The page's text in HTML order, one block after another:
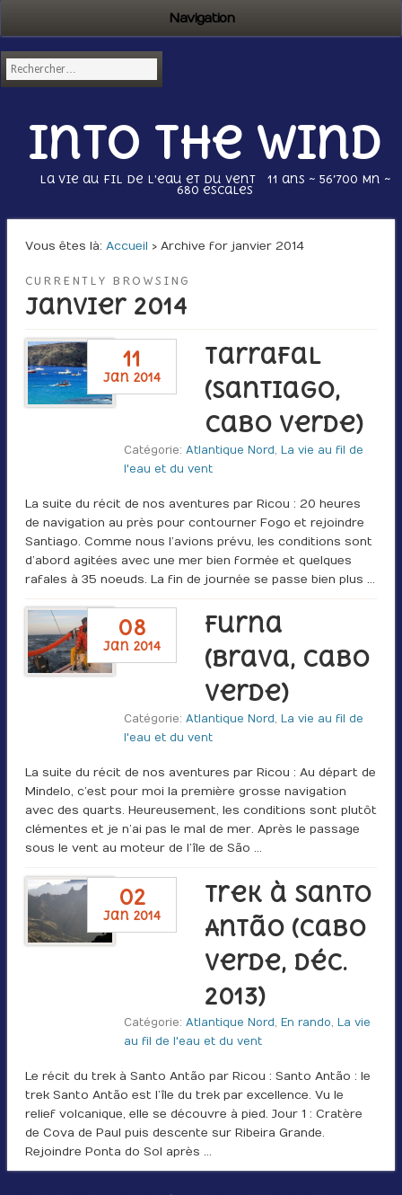
Navigation
Into the wind
La vie au fil de l'eau et du vent 11 ans ~ 56’700 Mn ~
680 escales
Vous êtes là : Accueil › Archive for janvier 2014
CURRENTLY BROWSING
janvier 2014
11
jan 2014
Tarrafal
(Santiago,
Cabo Verde)
Catégorie:Atlantique Nord ,La vie au fil de
l'eau et du vent
La suite du récit de nos aventures par Ricou : 20 heures
de navigation au près pour contourner Fogo et rejoindre
Santiago. Comme nous l’avions prévu, les conditions sont
d’abord agitées avec une mer bien formée et quelques
rafales à 35 noeuds. La fin de journée se passe bien plus …
08
jan 2014
Furna
(Brava, Cabo
Verde)
Catégorie:Atlantique Nord , La vie au fil de
l'eau et du vent
La suite du récit de nos aventures par Ricou : Au départ de
Mindelo, c’est pour moi la première grosse navigation
avec des quarts. Heureusement, les conditions sont plutôt
clémentes et je n’ai pas le mal de mer. Après le passage
sous le vent au moteur de l’île de São …
02
jan 2014
Trek à Santo
Antão (Cabo
Verde, déc.
2013)
Catégorie:Atlantique Nord , En rando, La vie
au fil de l'eau et du vent
Le récit du trek à Santo Antão par Ricou : Santo Antão : le
trek Santo Antão est l’île du trek par excellence. Vu le
relief volcanique, elle se découvre à pied. Jour 1 : Cratère
de Cova de Paul puis descente sur Ribeira Grande.
Rejoindre Ponta do Sol après …